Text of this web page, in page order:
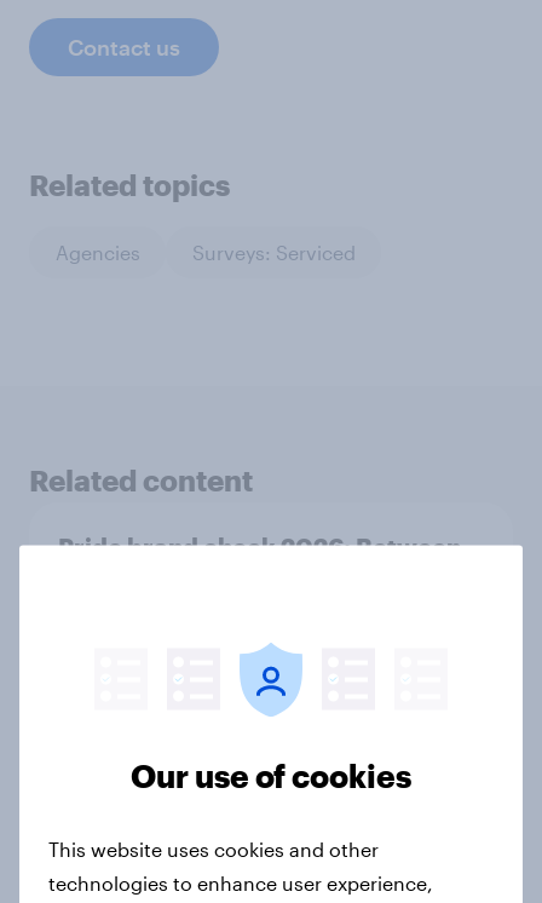
Contact us
Related topics
Agencies Surveys: Serviced
Related content
Pride brand check 2026: Between
purpose and impact - Sweden
Our use of cookies
This website uses cookies and other
technologies to enhance user experience,